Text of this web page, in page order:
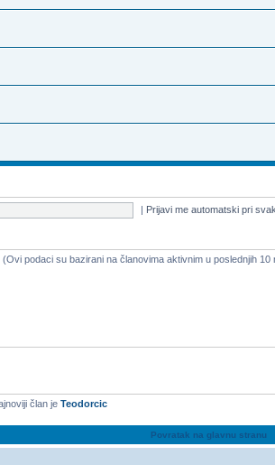
| Prijavi me automatski pri
podaci su bazirani na članovima aktivnim u poslednjih 10
član je Teodorcic
Povratak na glavnu stranu